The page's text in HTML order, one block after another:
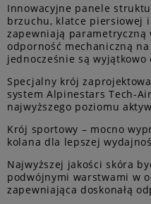
Innowacyjne panele
brzuchu, klatce piersiowej
zapewniają parametryczną
odporność mechaniczną
jednocześnie są
Specjalny krój
system Alpinestars Tech-
najwyższego poziomu
Krój sportowy – mocno
kolana dla lepszej
Najwyższej jakości skóra
podwójnymi warstwami w
zapewniająca doskonałą